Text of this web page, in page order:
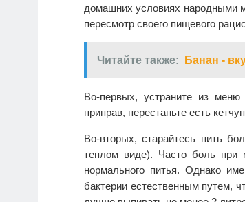
домашних условиях народными
пересмотр своего пищевого
Читайте также: Банан -
Во-первых, устраните из
приправ, перестаньте есть
Во-вторых, старайтесь пить
теплом виде). Часто боль при
нормального питья. Однако
бактерии естественным путем,